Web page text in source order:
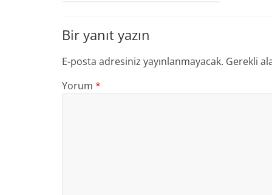
Bir yanıt yazın
E-posta adresiniz yayınlanmayacak. Gerekli
Yorum *